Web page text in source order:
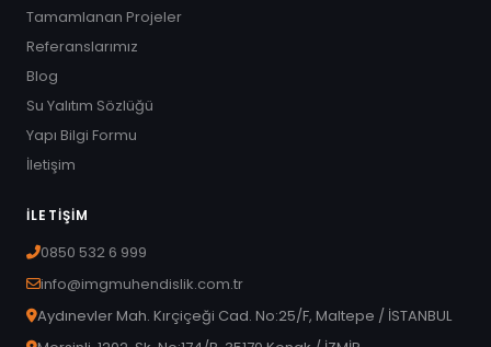
GÖNDER
Tamamlanan Projeler
Referanslarımız
Blog
Su Yalıtım Sözlüğü
Yapı Bilgi Formu
İletişim
İLETIŞIM
0850 532 6 999
info@imgmuhendislik.com.tr
Aydınevler Mah. Kırçiçeği Cad. No:25/F, Maltepe / İSTANBUL